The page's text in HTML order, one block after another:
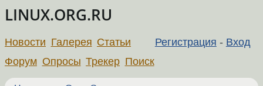
LINUX.ORG.RU
Регистрация - Вход
Новости Галерея Статьи
Форум Опросы Трекер Поиск